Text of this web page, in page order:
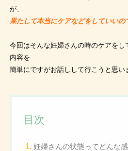
が、
果たして本当にケアなどをしていいの
今回はそんな妊婦さんの時のケアをし
内容を
簡単にですがお話しして行こうと思い
目次
妊婦さんの状態ってどんな感